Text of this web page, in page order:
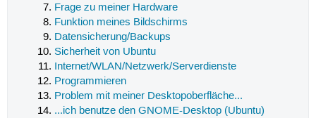
Frage zu meiner Hardware
Funktion meines Bildschirms
Datensicherung/Backups
Sicherheit von Ubuntu
Internet/WLAN/Netzwerk/Serverdienste
Programmieren
Problem mit meiner Desktopoberfläche...
...ich benutze den GNOME-Desktop (Ubuntu)